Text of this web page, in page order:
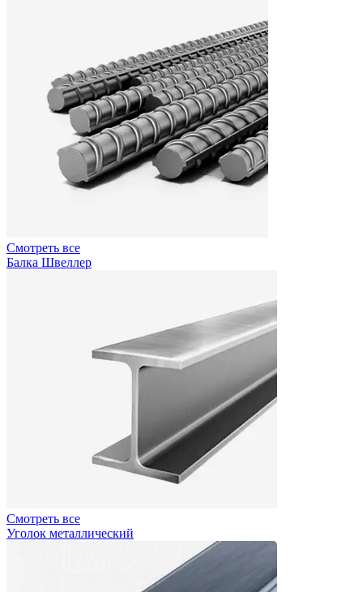
Смотреть все
Балка Швеллер
Смотреть все
Уголок металлический